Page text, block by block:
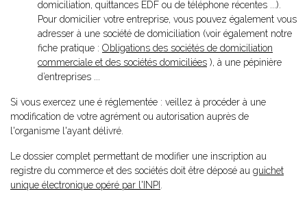
domiciliation, quittances EDF ou de téléphone récentes ...).
Pour domicilier votre entreprise, vous pouvez également vous
adresser à une société de domiciliation (voir également notre
fiche pratique : Obligations des sociétés de domiciliation
commerciale et des sociétés domiciliées ), à une pépinière
d’entreprises ...
Si vous exercez une é réglementée : veillez à procéder à une
modification de votre agrément ou autorisation auprès de
l'organisme l'ayant délivré.
Le dossier complet permettant de modifier une inscription au
registre du commerce et des sociétés doit être déposé au guichet
unique électronique opéré par l'INPI